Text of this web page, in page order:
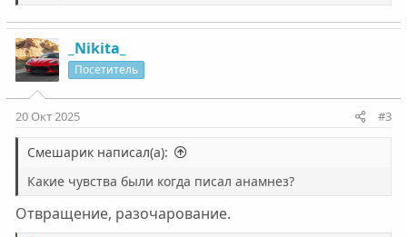
_Nikita_
Посетитель
20 Окт 2025 #3
Смешарик написал(а):
Какие чувства были когда писал анамнез?
Отвращение, разочарование.